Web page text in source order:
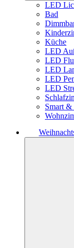
LED
Bad
Küche
LED
LED
LED
LED
LED
Smart